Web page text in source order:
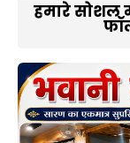
हमारे सोशल